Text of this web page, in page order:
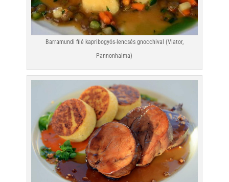
Barramundi filé kapribogyós-lencsés gnocchival (Viator,
Pannonhalma)